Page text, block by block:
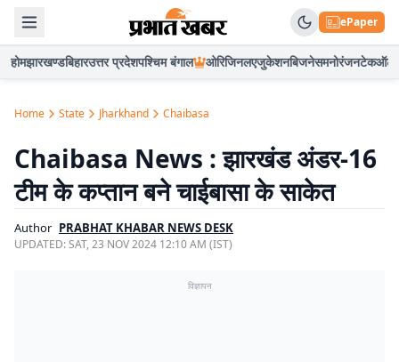
ePaper
होमझारखण्डबिहारउत्तर प्रदेशपश्चिम बंगाल ओरिजिनलएजुकेशनबिजनेसमनोरंजनटेकऑटो
Home State Jharkhand Chaibasa
Chaibasa News : झारखंड अंडर-16
टीम के कप्तान बने चाईबासा के साकेत
Author PRABHAT KHABAR NEWS DESK
UPDATED:SAT, 23 NOV 2024 12:10 AM (IST)
विज्ञापन